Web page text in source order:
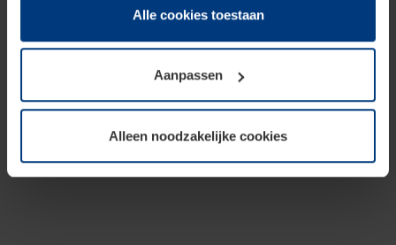
Juridisch zijn wij gerechtigd om cookies op uw computer
onze pagina's absoluut noodzakelijk is. Voor alle andere
soorten cookies is uw toestemming vereist. Uw
toestemming kunt u op elk moment bij de uitleg van de
wijzigen of herroepen.
Alle cookies toestaan
Aanpassen
Alleen noodzakelijke cookies